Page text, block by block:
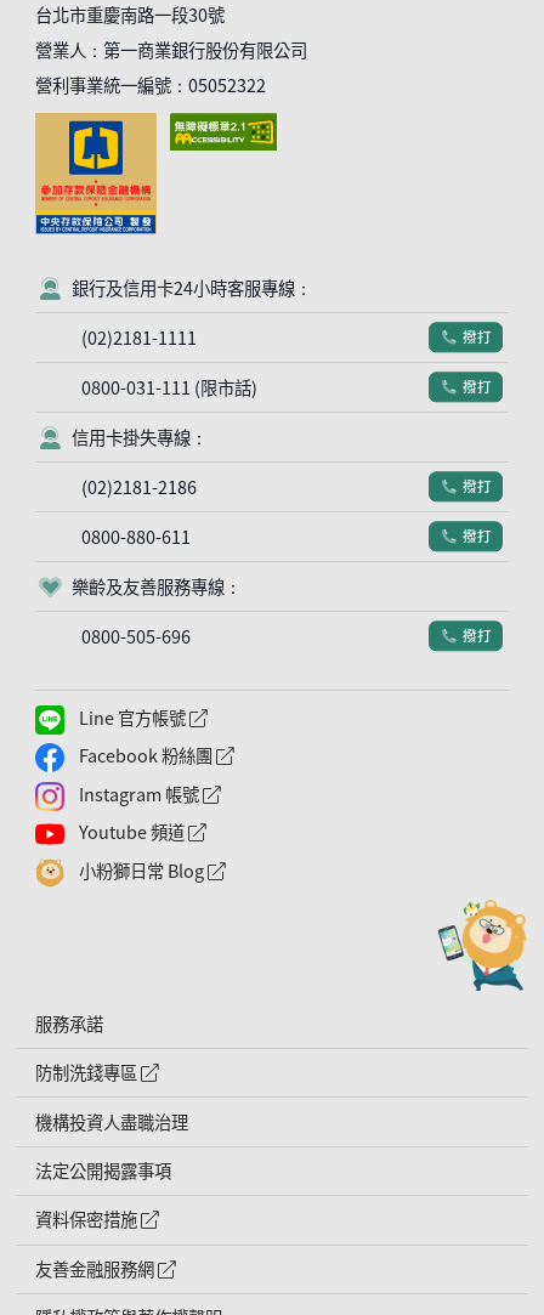
台北市重慶南路一段30號
營業人：第一商業銀行股份有限公司
營利事業統一編號：05052322
客服符號
銀行及信用卡24小時客服專線：
(02)2181-1111
電話符號
撥打
0800-031-111 (限市話) 電話符號
撥打
客服符號
信用卡掛失專線：
(02)2181-2186
電話符號
撥打
0800-880-611 電話符號
撥打
客服符號
樂齡及友善服務專線：
0800-505-696
電話符號
撥打
Line 官方帳號 外網連結符號
Facebook 粉絲團 外網連結符號
Instagram 帳號 外網連結符號
Youtube 頻道 外網連結符號
小粉獅日常 Blog 外網連結符號
服務承諾
防制洗錢專區
外網連結符號
機構投資人盡職治理
法定公開揭露事項
資料保密措施
外網連結符號
友善金融服務網 外網連結符號